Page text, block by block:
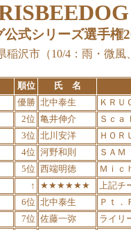
式シリーズ選手権
沢市（10/4：雨・微風
順位
氏 名
優勝 北中泰生
ＫＲＵ
2位 亀井伸介
Ｓｃａ
3位 北川安洋
ＨＯＲ
4位 河野和則
ＳＡＭ
5位
西端明徳
Ｍｉｃ
↑
★★★★★★
上記チ
6位 北中泰生
Ｐｔ．
7位 佐藤一弥
ライリ